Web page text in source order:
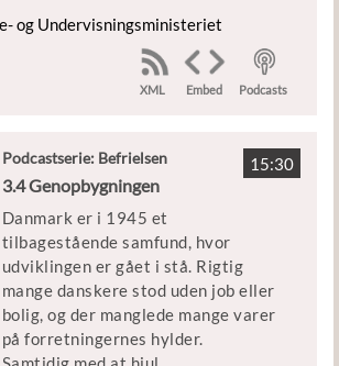
og Undervisningsministeriet
XML Embed Podcasts
15:30
Podcastserie: Befrielsen
3.4 Genopbygningen
Danmark er i 1945 et
tilbagestående samfund, hvor
udviklingen er gået i stå. Rigtig
mange danskere stod uden job eller
bolig, og der manglede mange varer
på forretningernes hylder.